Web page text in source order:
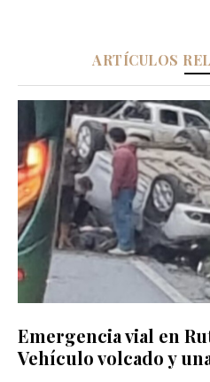
ARTÍCULOS
Emergencia vial en
Vehículo volcado y